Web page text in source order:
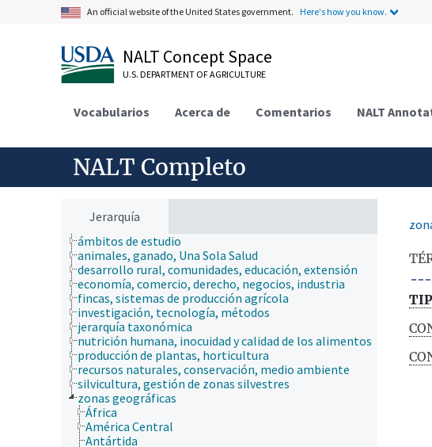
An official website of the United States government. Here's how you know.
NALT Concept Space
U.S. DEPARTMENT OF AGRICULTURE
Vocabularios Acerca de Comentarios NALT
NALT Completo
Jerarquía
ámbitos de estudio
animales, ganado, Una Sola Salud
desarrollo rural, comunidades, educación, extensión
economía, comercio, derecho, negocios, industria
fincas, sistemas de producción agrícola
investigación, tecnología, métodos
jerarquía taxonómica
nutrición humana, inocuidad y calidad de los alimentos
producción de plantas, horticultura
recursos naturales, conservación, medio ambiente
silvicultura, gestión de zonas silvestres
zonas geográficas
África
América Central
Antártida